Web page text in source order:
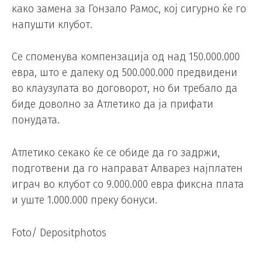
како замена за Гонзало Рамос, кој сигурно ќе го
напушти клубот.
Се споменува компензација од над 150.000.000
евра, што е далеку од 500.000.000 предвидени
во клаузулата во договорот, но би требало да
биде доволно за Атлетико да ја прифати
понудата.
Атлетико секако ќе се обиде да го задржи,
подготвени да го направат Алварез најплатен
играч во клубот со 9.000.000 евра фиксна плата
и уште 1.000.000 преку бонуси.
Foto/ Depositphotos